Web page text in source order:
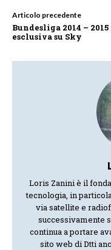
Articolo precedente
Bundesliga 2014 –
esclusiva su Sky
Loris Zanini è il
tecnologia, in
via satellite e
successivamente
continua a portare
sito web di Dtti